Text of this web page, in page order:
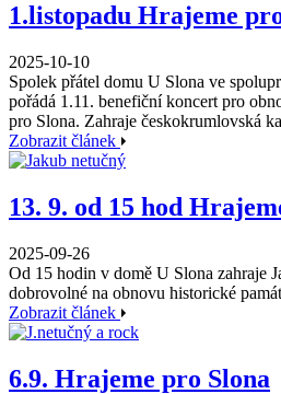
1.listopadu Hrajeme
2025-10-10
Spolek přátel domu U Slona ve
pořádá 1.11. benefiční koncert pro
pro Slona. Zahraje českokrumlovská
Zobrazit článek
13. 9. od 15 hod
2025-09-26
Od 15 hodin v domě U Slona zahraje
dobrovolné na obnovu historické
Zobrazit článek
6.9. Hrajeme pro Slona